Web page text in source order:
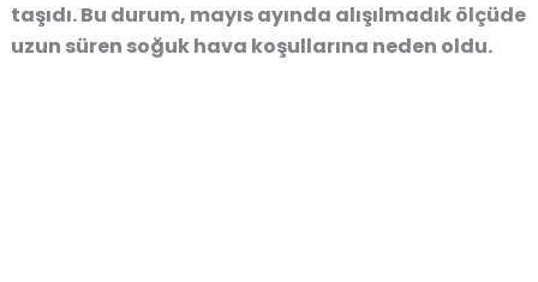
taşıdı. Bu durum, mayıs ayında alışılmadık ölçüde
uzun süren soğuk hava koşullarına neden oldu.